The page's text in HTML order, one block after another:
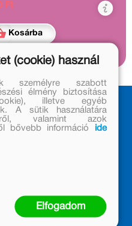
váljon. Az
vágya, hogy az új
hercegnő szerepét A
Tomi
Ft
Kosárba
ÓTA
és ajándékoz meg az
(cookie) használ
személyre szabott
élmény biztosítása
illetve egyéb
A sütik használatára
valamint azok
bővebb információ
ide
Elfogadom